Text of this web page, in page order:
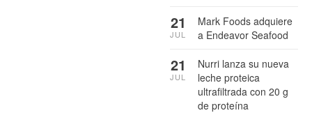
Mark Foods adquiere
a Endeavor Seafood
21
JUL
Nurri lanza su nueva
leche proteica
ultrafiltrada con 20 g
de proteína
21
JUL